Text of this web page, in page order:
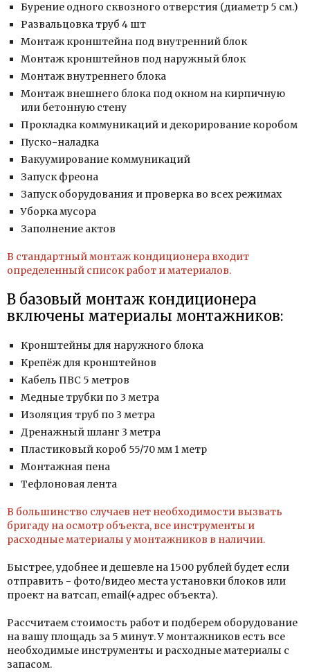
Бурение одного сквозного отверстия (диаметр 5 см.)
Развальцовка труб 4 шт
Монтаж кронштейна под внутренний блок
Монтаж кронштейнов под наружный блок
Монтаж внутреннего блока
Монтаж внешнего блока под окном на кирпичную
или бетонную стену
Прокладка коммуникаций и декорирование коробом
Пуско-наладка
Вакуумирование коммуникаций
Запуск фреона
Запуск оборудования и проверка во всех режимах
Уборка мусора
Заполнение актов
В стандартный монтаж кондиционера входит
определенный список работ и материалов.
В базовый монтаж кондиционера
включены материалы монтажников:
Кронштейны для наружного блока
Крепёж для кронштейнов
Кабель ПВС 5 метров
Медные трубки по 3 метра
Изоляция труб по 3 метра
Дренажный шланг 3 метра
Пластиковый короб 55/70 мм 1 метр
Монтажная пена
Тефлоновая лента
В большинство случаев нет необходимости вызвать
бригаду на осмотр объекта, все инструменты и
расходные материалы у монтажников в наличии.
Быстрее, удобнее и дешевле на 1500 рублей будет если
отправить - фото/видео места установки блоков или
проект на ватсап, email(+адрес объекта).
Рассчитаем стоимость работ и подберем оборудование
на вашу площадь за 5 минут. У монтажников есть все
необходимые инструменты и расходные материалы с
запасом.